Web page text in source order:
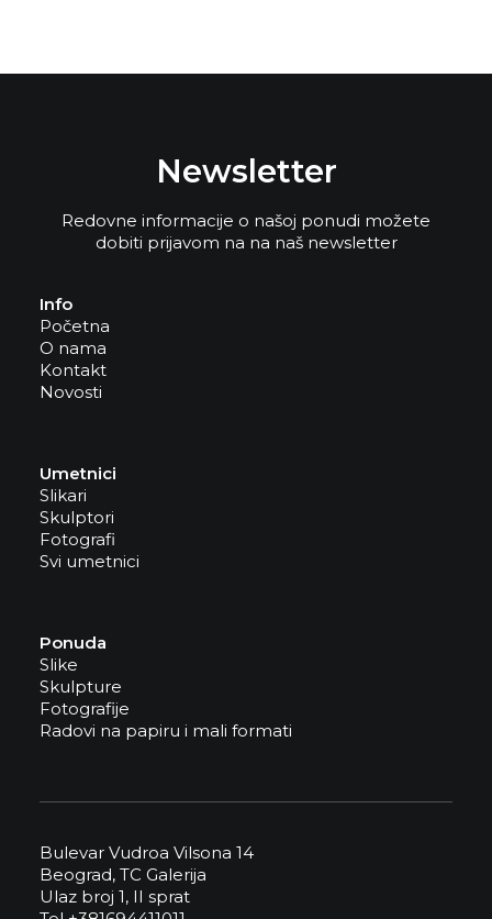
Newsletter
Redovne informacije o našoj ponudi možete
dobiti prijavom na na naš newsletter
Info
Početna
O nama
Kontakt
Novosti
Umetnici
Slikari
Skulptori
Fotografi
Svi umetnici
Ponuda
Slike
Skulpture
Fotografije
Radovi na papiru i mali formati
Bulevar Vudroa Vilsona 14
Beograd, TC Galerija
Ulaz broj 1, II sprat